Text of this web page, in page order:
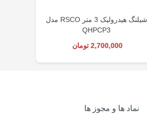
شیلنگ هیدرولیک 3 متر RSCO مدل
QHPCP3
2,700,000 تومان
نماد ها و مجوز ها